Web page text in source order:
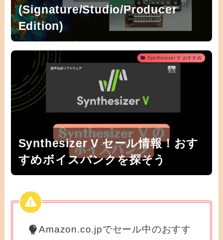
(Signature/Studio/Producer
Edition)
Synthesizer V おすすめ
Synthesizer V セール情報！おす
すめボイスバンクを探そう
Amazon.co.jpでセール中のおすす